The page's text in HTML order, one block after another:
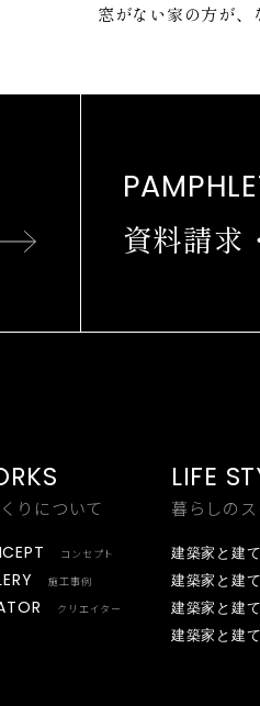
窓がない家の方が、
資料請求
りについて
コンセプト
施工事例
クリエイター
LIFE
暮らしの
建築家と建
建築家と建
建築家と建
建築家と建